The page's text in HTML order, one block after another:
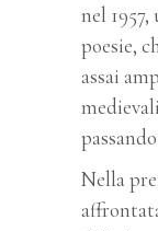
nel
poesie,
assai
Nella